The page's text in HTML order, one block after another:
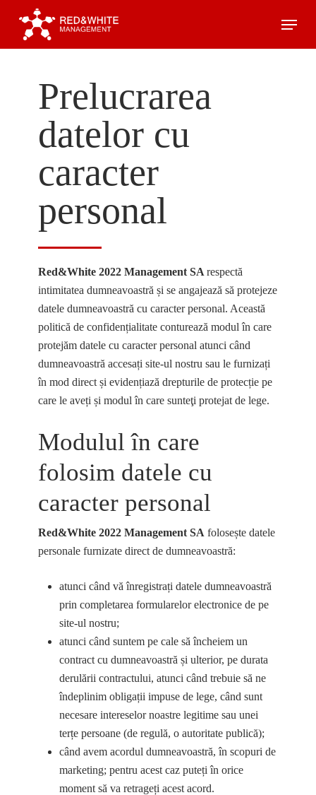
Menu
Prelucrarea
datelor cu
caracter
personal
Red&White 2022 Management SA respectă
intimitatea dumneavoastră și se angajează să protejeze
datele dumneavoastră cu caracter personal. Această
politică de confidențialitate conturează modul în care
protejăm datele cu caracter personal atunci când
dumneavoastră accesați site-ul nostru sau le furnizați
în mod direct și evidențiază drepturile de protecție pe
care le aveți și modul în care sunteţi protejat de lege.
Modulul în care
folosim datele cu
caracter personal
Red&White 2022 Management SA folosește datele
personale furnizate direct de dumneavoastră:
atunci când vă înregistrați datele dumneavoastră
prin completarea formularelor electronice de pe
site-ul nostru;
atunci când suntem pe cale să încheiem un
contract cu dumneavoastră și ulterior, pe durata
derulării contractului, atunci când trebuie să ne
îndeplinim obligații impuse de lege, când sunt
necesare intereselor noastre legitime sau unei
terțe persoane (de regulă, o autoritate publică);
când avem acordul dumneavoastră, în scopuri de
marketing; pentru acest caz puteți în orice
moment să va retrageți acest acord.